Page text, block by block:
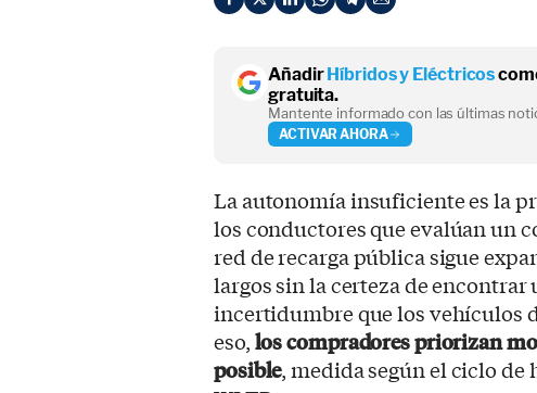
Añadir Híbridos y Eléctricos
gratuita.
Mantente informado con las últimas
ACTIVAR AHORA
La autonomía insuficiente es la
los conductores que evalúan un
red de recarga pública sigue
largos sin la certeza de
incertidumbre que los vehículos
eso,los compradores priorizan
posible, medida según el ciclo